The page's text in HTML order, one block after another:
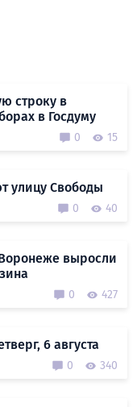
строку в
в Госдуму
0 15
улицу Свободы
0 40
выросли
0 427
6 августа
0 340